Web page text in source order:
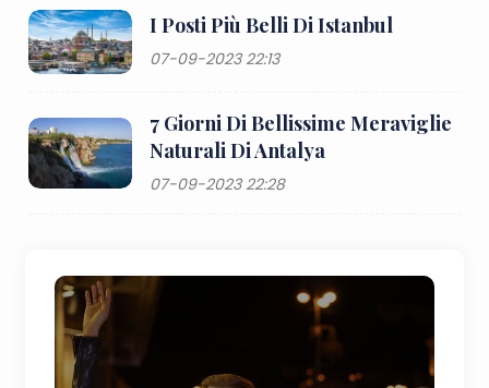
I Posti Più Belli Di Istanbul
07-09-2023 22:13
7 Giorni Di Bellissime Meraviglie
Naturali Di Antalya
07-09-2023 22:28